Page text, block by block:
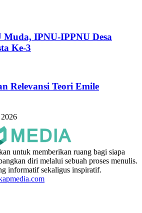
IPNU-IPPNU Desa
Ke-3
Relevansi Teori Emile
untuk memberikan ruang bagi siapa
diri melalui sebuah proses menulis.
informatif sekaligus inspiratif.